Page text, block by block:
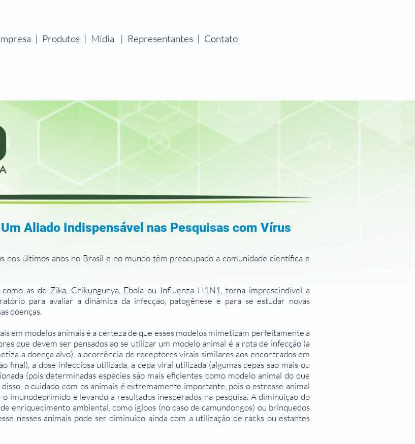
| Produtos | Mídia | Representantes | Contato
Aliado Indispensável nas Pesquisas com Vírus
nos últimos anos no Brasil e no mundo têm preocupado a comunidade científica e
as de Zika, Chikungunya, Ebola ou Influenza H1N1, torna imprescindível a
para avaliar a dinâmica da infecção, patogênese e para se estudar novas
doenças.
em modelos animais é a certeza de que esses modelos mimetizam perfeitamente a
que devem ser pensados ao se utilizar um modelo animal é a rota de infecção (a
a doença alvo), a ocorrência de receptores virais similares aos encontrados em
final), a dose infecciosa utilizada, a cepa viral utilizada (algumas cepas são mais ou
(pois determinadas espécies são mais eficientes como modelo animal do que
o cuidado com os animais é extremamente importante, pois o estresse animal
imunodeprimido e levando a resultados inesperados na pesquisa. A diminuição do
enriquecimento ambiental, como igloos (no caso de camundongos) ou brinquedos
nesses animais pode ser diminuído ainda com a utilização de racks ou estantes